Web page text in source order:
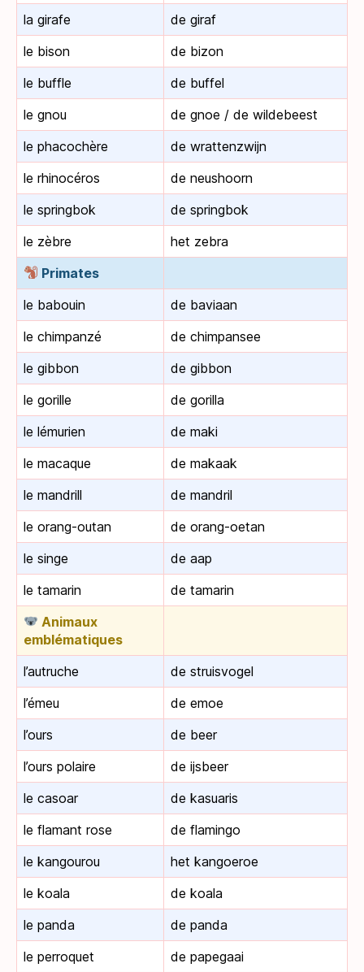
la girafe
de giraf
le bison
de bizon
le buffle
de buffel
le gnou
de gnoe / de wildebeest
le phacochère
de wrattenzwijn
le rhinocéros
de neushoorn
le springbok
de springbok
le zèbre
het zebra
Primates
le babouin
de baviaan
le chimpanzé
de chimpansee
le gibbon
de gibbon
le gorille
de gorilla
le lémurien
de maki
le macaque
de makaak
le mandrill
de mandril
le orang-outan
de orang-oetan
le singe
de aap
le tamarin
de tamarin
Animaux
emblématiques
l’autruche
de struisvogel
l’émeu
de emoe
l’ours
de beer
l’ours polaire
de ijsbeer
le casoar
de kasuaris
le flamant rose
de flamingo
le kangourou
het kangoeroe
le koala
de koala
le panda
de panda
le perroquet
de papegaai